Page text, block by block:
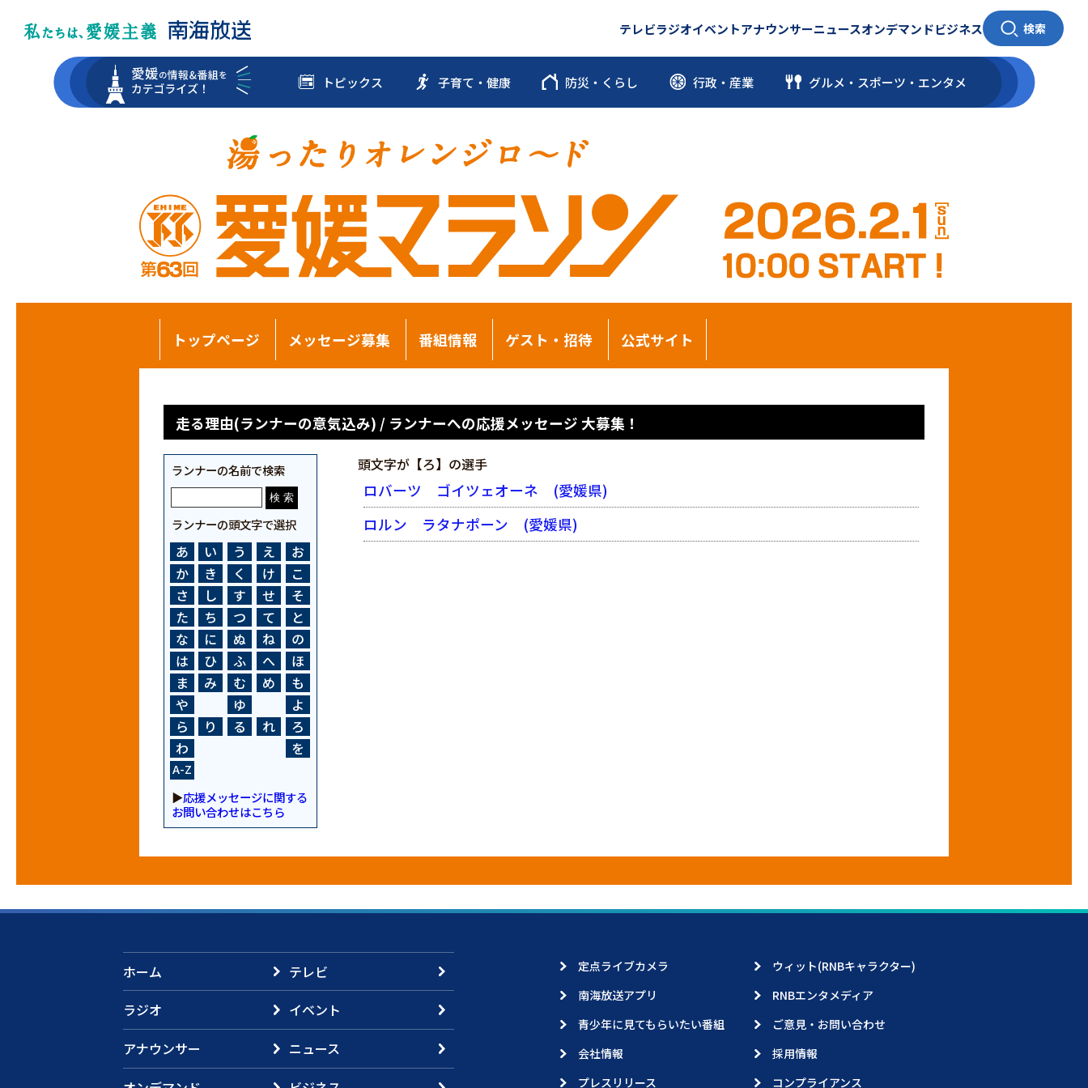
テレビラジオイベントアナウンサーニュースオンデマンドビジネス 検索
トピックス 子育て・健康 防災・くらし 行政・産業 グルメ・スポーツ ・ エンタメ
トップページ メッセージ募集 番組情報 ゲスト・招待 公式サイト
走る理由(ランナーの意気込み) / ランナーへの応援メッセージ 大募集！
ランナーの名前で検索
ランナーの頭文字で選択
あ い う え
お
か
き く け
こ
さ
し す せ
そ
た
ち つ て
と
な
に ぬ ね
の
は
ひ ふ へ
ほ
ま
み む め
も
や
ゆ
よ
ら
り る れ
ろ
わ
を
A-Z
▶応援メッセージに関する
お問い合わせはこちら
頭文字が【ろ】の選手
ロバーツ ゴイツェオーネ (愛媛県)
ロルン ラタナポーン (愛媛県)
ホーム
テレビ
ラジオ
イベント
アナウンサー
ニュース
定点ライブカメラ
ウィット(RNBキャラクター)
南海放送アプリ
RNBエンタメディア
青少年に見てもらいたい番組
ご意見・お問い合わせ
会社情報
採用情報
プレスリリース
コンプライアンス